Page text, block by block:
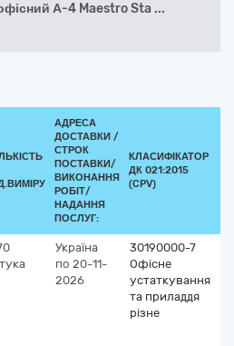
А-4 Maestro Sta ...
АДРЕСА
ДОСТАВКИ /
СТРОК
ПОСТАВКИ/
ВИКОНАННЯ
РОБІТ/
НАДАННЯ
ПОСЛУГ:
КЛАСИФІКАТОР
ДК 021:2015
(CPV)
Україна
по 20-11-
2026
30190000-7
Офісне
устаткування
та приладдя
різне